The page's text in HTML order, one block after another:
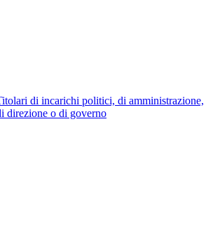
di incarichi politici, di amministrazione,
direzione o di governo